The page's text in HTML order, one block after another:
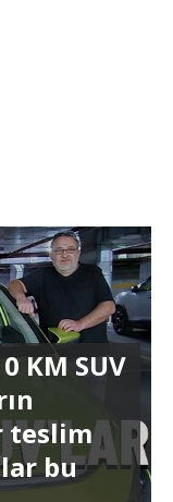
KM SUV
teslim
bu